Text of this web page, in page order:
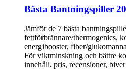
Bästa Bantningspiller
Jämför de 7 bästa
fettförbrännare/thermogenics,
energibooster, fiber/
För viktminskning och bättre
innehåll, pris, recensioner,